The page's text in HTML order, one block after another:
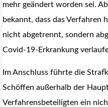
mehr geändert worden sei.
bekannt, dass das Verfahren
nicht abgetrennt, sondern
Covid-19-Erkrankung
Im Anschluss führte die
Schöffen außerhalb der
Verfahrensbeteiligten ein